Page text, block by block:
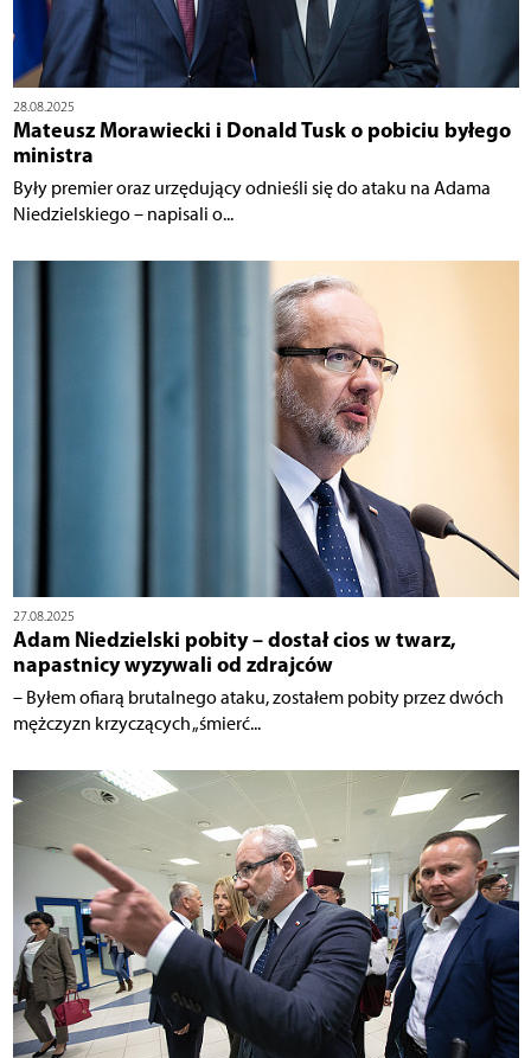
28.08.2025
Mateusz Morawiecki i Donald Tusk o pobiciu byłego
ministra
Były premier oraz urzędujący odnieśli się do ataku na Adama
Niedzielskiego – napisali o...
27.08.2025
Adam Niedzielski pobity – dostał cios w twarz,
napastnicy wyzywali od zdrajców
– Byłem ofiarą brutalnego ataku, zostałem pobity przez dwóch
mężczyzn krzyczących „śmierć...